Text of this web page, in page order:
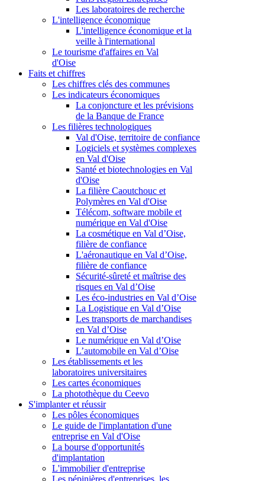
Les laboratoires de recherche
L'intelligence économique
L'intelligence économique et la
veille à l'international
Le tourisme d'affaires en Val
d'Oise
Faits et chiffres
Les chiffres clés des communes
Les indicateurs économiques
La conjoncture et les prévisions
de la Banque de France
Les filières technologiques
Val d'Oise, territoire de confiance
Logiciels et systèmes complexes
en Val d'Oise
Santé et biotechnologies en Val
d'Oise
La filière Caoutchouc et
Polymères en Val d'Oise
Télécom, software mobile et
numérique en Val d'Oise
La cosmétique en Val d’Oise,
filière de confiance
L'aéronautique en Val d’Oise,
filière de confiance
Sécurité-sûreté et maîtrise des
risques en Val d’Oise
Les éco-industries en Val d’Oise
La Logistique en Val d’Oise
Les transports de marchandises
en Val d’Oise
Le numérique en Val d’Oise
L’automobile en Val d’Oise
Les établissements et les
laboratoires universitaires
Les cartes économiques
La photothèque du Ceevo
S'implanter et réussir
Les pôles économiques
Le guide de l'implantation d'une
entreprise en Val d'Oise
La bourse d'opportunités
d'implantation
L'immobilier d'entreprise
Les pépinières d'entreprises, les